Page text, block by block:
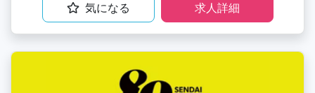
気になる 求人詳細